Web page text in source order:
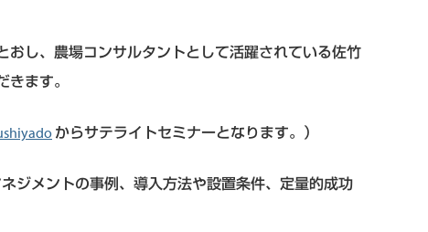
し、農場コンサルタントとして活躍されている佐竹
ます。
からサテライトセミナーとなります。）
ジメントの事例、導入方法や設置条件、定量的成功